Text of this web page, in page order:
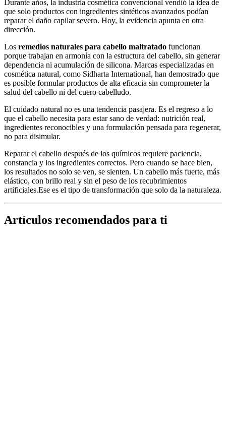
Durante años, la industria cosmética convencional vendió la idea de
que solo productos con ingredientes sintéticos avanzados podían
reparar el daño capilar severo. Hoy, la evidencia apunta en otra
dirección.
Los remedios naturales para cabello maltratado funcionan
porque trabajan en armonía con la estructura del cabello, sin generar
dependencia ni acumulación de silicona. Marcas especializadas en
cosmética natural, como Sidharta International, han demostrado que
es posible formular productos de alta eficacia sin comprometer la
salud del cabello ni del cuero cabelludo.
El cuidado natural no es una tendencia pasajera. Es el regreso a lo
que el cabello necesita para estar sano de verdad: nutrición real,
ingredientes reconocibles y una formulación pensada para regenerar,
no para disimular.
Reparar el cabello después de los químicos requiere paciencia,
constancia y los ingredientes correctos. Pero cuando se hace bien,
los resultados no solo se ven, se sienten. Un cabello más fuerte, más
elástico, con brillo real y sin el peso de los recubrimientos
artificiales.Ese es el tipo de transformación que solo da la naturaleza.
Artículos recomendados para ti